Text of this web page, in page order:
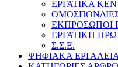
ΕΡΓΑΤΙΚΑ
ΕΚΠΡΟΣΩΠΟΙ
ΕΡΓΑΤΙΚΗ
Σ.Σ.Ε.
ΨΗΦΙΑΚΑ ΕΡΓΑΛΕΙΑ